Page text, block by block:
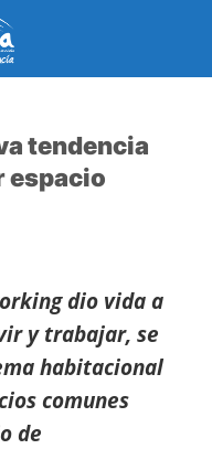
tendencia
espacio
dio vida a
y trabajar, se
habitacional
comunes
de